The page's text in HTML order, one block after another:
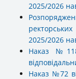
2025/2026
2025/2026
Наказ
Наказ №72